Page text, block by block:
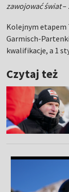
zawojować świat–
Kolejnym etapem
Garmisch-
kwalifikacje, a 1
Czytaj też